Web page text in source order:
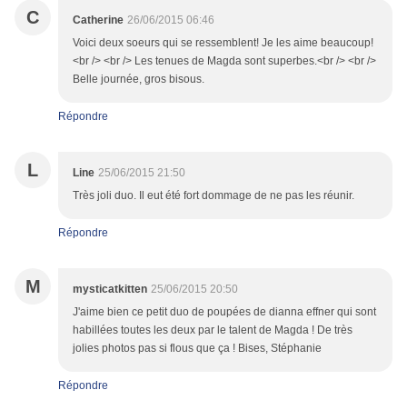
C Catherine 26/06/2015 06:46
Voici deux soeurs qui se ressemblent! Je les aime beaucoup!
<br /> <br /> Les tenues de Magda sont superbes.<br /> <br />
Belle journée, gros bisous.
Répondre
L Line 25/06/2015 21:50
Très joli duo. Il eut été fort dommage de ne pas les réunir.
Répondre
M mysticatkitten 25/06/2015 20:50
J'aime bien ce petit duo de poupées de dianna effner qui sont
habillées toutes les deux par le talent de Magda ! De très
jolies photos pas si flous que ça ! Bises, Stéphanie
Répondre